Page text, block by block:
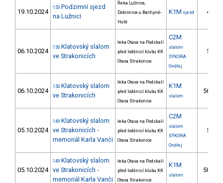
19.10.2024
153 Podzimní sjezd
na Lužnici
Řeka Lužnice,
Dobronice u Bechyně-
Hutě
K1M sjezd 4.
06.10.2024 150 Klatovský slalom
ve Strakonicích
řeka Otava na Podskalí
před loděnicí klubu KK
Otava Strakonice
C2M
slalom
SÝKORA
Ondřej
5.
06.10.2024
150 Klatovský slalom
ve Strakonicích
řeka Otava na Podskalí
před loděnicí klubu KK
Otava Strakonice
K1M
slalom
56.
05.10.2024
149 Klatovský slalom
ve Strakonicích -
memoriál Karla Vanči
řeka Otava na Podskalí
před loděnicí klubu KK
Otava Strakonice
C2M
slalom
SÝKORA
Ondřej
5.
05.10.2024
149 Klatovský slalom
ve Strakonicích -
memoriál Karla Vanči
řeka Otava na Podskalí
před loděnicí klubu KK
Otava Strakonice
K1M
slalom
50.